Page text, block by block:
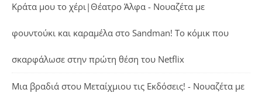
Κράτα μου το χέρι|Θέατρο Άλφα - Νουαζέτα με
φουντούκι και καραμέλα στο Sandman! Το κόμικ που
σκαρφάλωσε στην πρώτη θέση του Netflix
Μια βραδιά στου Μεταίχμιου τις Εκδόσεις! - Νουαζέτα με